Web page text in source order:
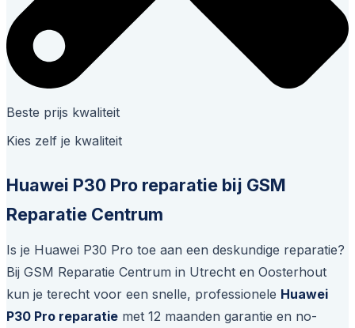
Beste prijs kwaliteit
Kies zelf je kwaliteit
Huawei P30 Pro reparatie bij GSM
Reparatie Centrum
Is je Huawei P30 Pro toe aan een deskundige reparatie?
Bij GSM Reparatie Centrum in Utrecht en Oosterhout
kun je terecht voor een snelle, professionele Huawei
P30 Pro reparatie met 12 maanden garantie en no-